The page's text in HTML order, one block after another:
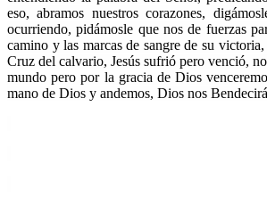
eso, abramos nuestros corazones,
ocurriendo, pidámosle que nos de fuerzas
camino y las marcas de sangre de su victoria,
Cruz del calvario, Jesús sufrió pero venció,
mundo pero por la gracia de Dios
mano de Dios y andemos, Dios nos